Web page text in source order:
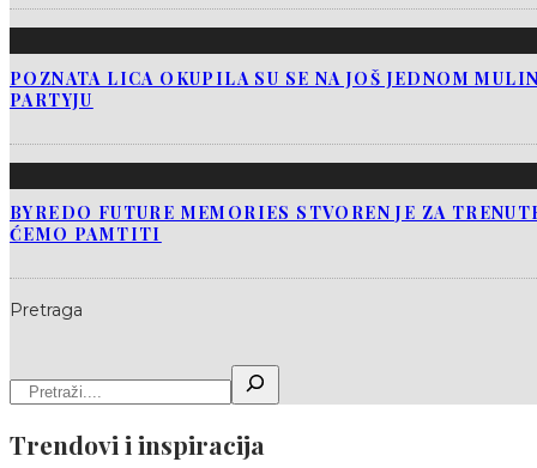
POZNATA LICA OKUPILA SU SE NA JOŠ JEDNOM
PARTYJU
BYREDO FUTURE MEMORIES STVOREN JE ZA
ĆEMO PAMTITI
Pretraga
Trendovi i inspiracija